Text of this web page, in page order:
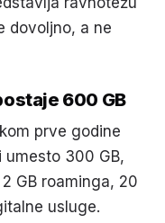
dovoljno, a ne
600 GB
prve godine
umesto 300 GB,
GB roaminga, 20
usluge.